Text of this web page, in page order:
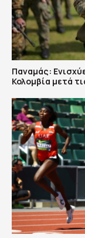
Παναμάς:
Κολομβία μετά